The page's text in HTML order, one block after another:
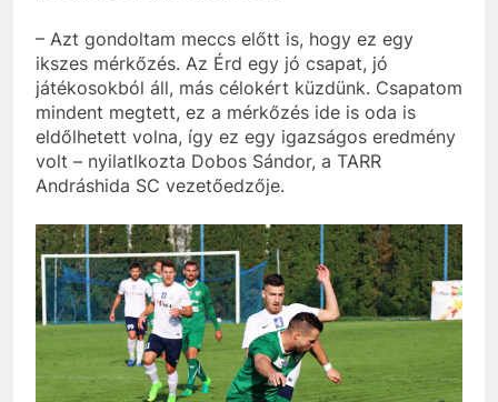
– Azt gondoltam meccs előtt is, hogy ez egy
ikszes mérkőzés. Az Érd egy jó csapat, jó
játékosokból áll, más célokért küzdünk. Csapatom
mindent megtett, ez a mérkőzés ide is oda is
eldőlhetett volna, így ez egy igazságos eredmény
volt – nyilatlkozta Dobos Sándor, a TARR
Andráshida SC vezetőedzője.